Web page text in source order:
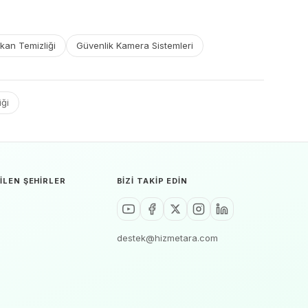
Temizliği Güvenlik Kamera Sistemleri
ŞEHIRLER BIZI TAKIP EDIN
destek@hizmetara.com